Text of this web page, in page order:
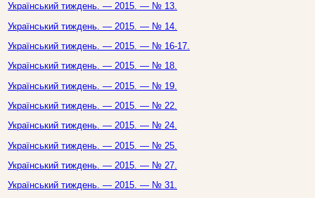
Український тиждень. — 2015. — № 13.
Український тиждень. — 2015. — № 14.
Український тиждень. — 2015. — № 16-17.
Український тиждень. — 2015. — № 18.
Український тиждень. — 2015. — № 19.
Український тиждень. — 2015. — № 22.
Український тиждень. — 2015. — № 24.
Український тиждень. — 2015. — № 25.
Український тиждень. — 2015. — № 27.
Український тиждень. — 2015. — № 31.